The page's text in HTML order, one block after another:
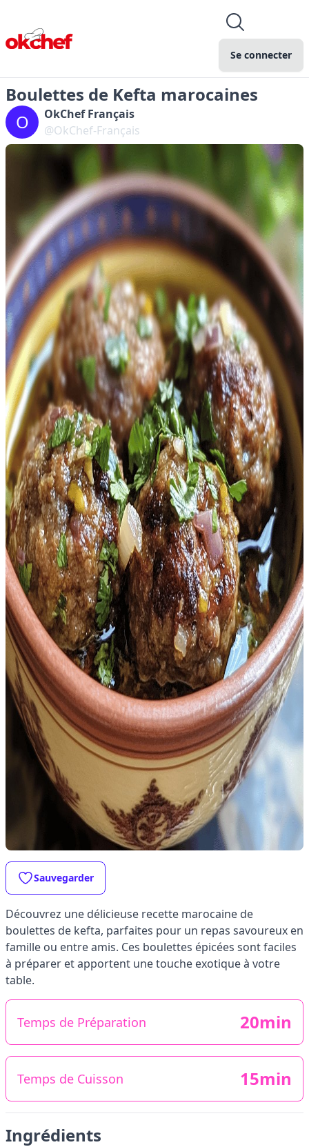
Se connecter
Boulettes de Kefta marocaines
O
OkChef Français
@OkChef-Français
Sauvegarder
Découvrez une délicieuse recette marocaine de
boulettes de kefta, parfaites pour un repas savoureux en
famille ou entre amis. Ces boulettes épicées sont faciles
à préparer et apportent une touche exotique à votre
table.
Temps de Préparation 20min
Temps de Cuisson 15min
Ingrédients